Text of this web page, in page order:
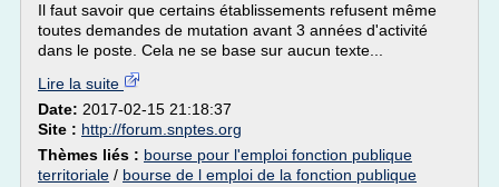
Il faut savoir que certains établissements refusent même
toutes demandes de mutation avant 3 années d'activité
dans le poste. Cela ne se base sur aucun texte...
Lire la suite
Date: 2017-02-15 21:18:37
Site : http://forum.snptes.org
Thèmes liés : bourse pour l'emploi fonction publique
territoriale / bourse de l emploi de la fonction publique